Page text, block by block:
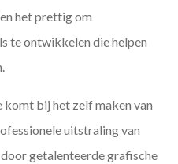
het prettig om
te ontwikkelen die helpen
bij het zelf maken van
uitstraling van
getalenteerde grafische